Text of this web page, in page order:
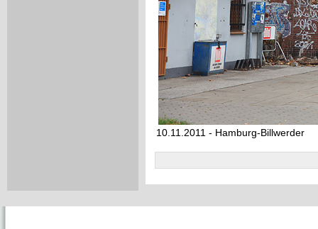
10.11.2011 - Hamburg-Billwerder